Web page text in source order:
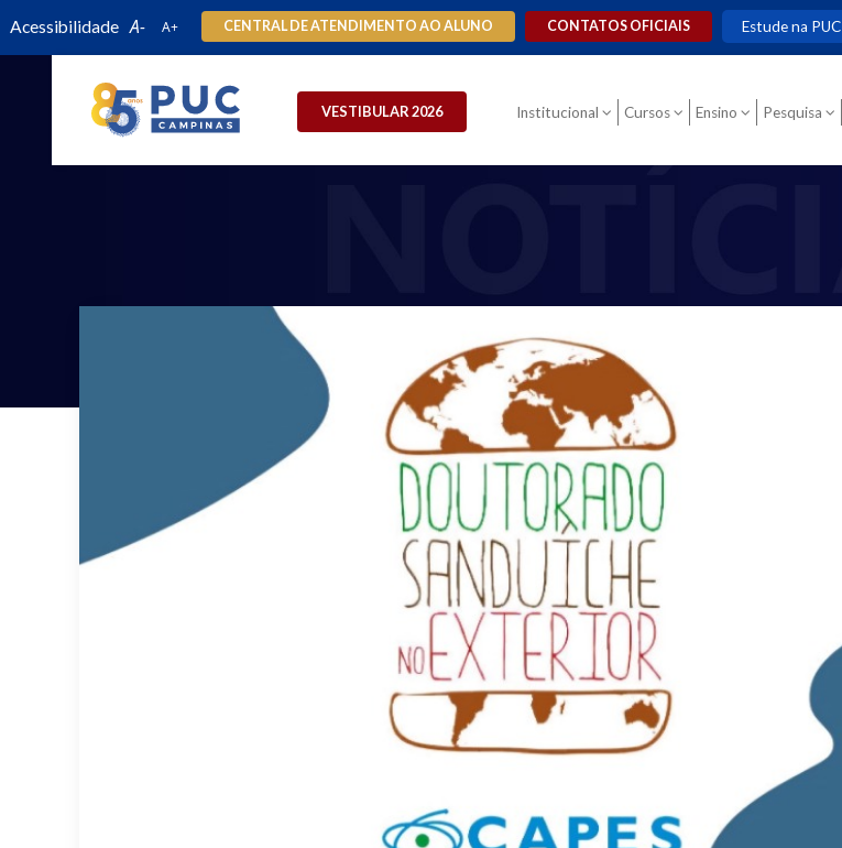
Acessibilidade CENTRAL DE ATENDIMENTO AO ALUNO CONTATOS OFICIAIS Estude na PUC
VESTIBULAR 2026 Institucional Cursos Ensino Pesquisa